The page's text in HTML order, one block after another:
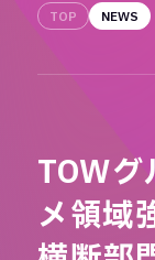
TOP NEWS
TOWグ
メ領域